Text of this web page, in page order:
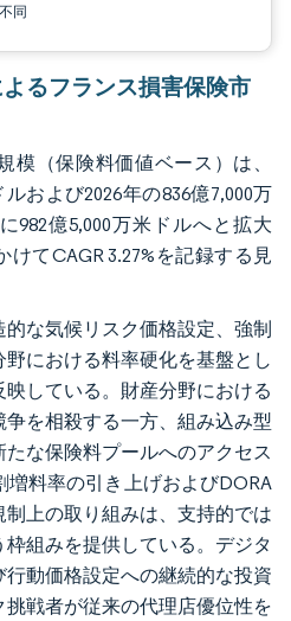
同
るフランス損害保険市
模（保険料価値ベース）は、
および2026年の836億7,000万
982億5,000万米ドルへと拡大
けてCAGR 3.27%を記録する見
な気候リスク価格設定、強制
における料率硬化を基盤とし
している。財産分野における
を相殺する一方、組み込み型
な保険料プールへのアクセス
増料率の引き上げおよびDORA
上の取り組みは、支持的では
組みを提供している。デジタ
動価格設定への継続的な投資
戦者が従来の代理店優位性を